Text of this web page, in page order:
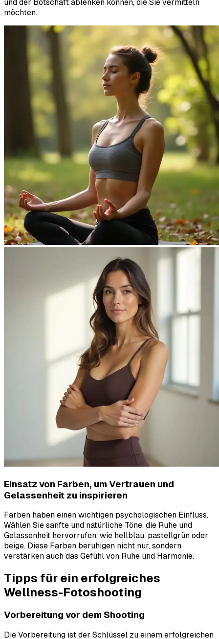
und der Botschaft ablenken können, die Sie vermitteln
möchten.
Einsatz von Farben, um Vertrauen und
Gelassenheit zu inspirieren
Farben haben einen wichtigen psychologischen Einfluss.
Wählen Sie sanfte und natürliche Töne, die Ruhe und
Gelassenheit hervorrufen, wie hellblau, pastellgrün oder
beige. Diese Farben beruhigen nicht nur, sondern
verstärken auch das Gefühl von Ruhe und Harmonie.
Tipps für ein erfolgreiches
Wellness-Fotoshooting
Vorbereitung vor dem Shooting
Die Vorbereitung ist der Schlüssel zu einem erfolgreichen